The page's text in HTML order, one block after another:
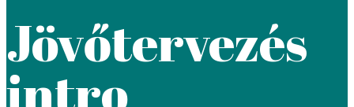
Jövőtervezés
intro